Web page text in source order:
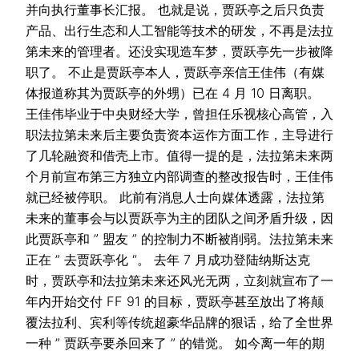
并向执行董事长汇报。 也就是说，贾跃亭之后只负责
产品、出行生态和人工智能等技术的研发，不再是法拉
第未来的管理者。还没实现造车梦，贾跃亭先一步被降
职了。 不止是贾跃亭本人，贾跃亭亲信王佳伟（有媒
体报道称其为贾跃亭的外甥）已在 4 月 10 日离职。
王佳伟毕业于中央财经大学，曾担任乐视核心高管，入
职法拉第未来后主要负责资本运作方面工作，主导进行
了几轮融资和借壳上市。值得一提的是，法拉第未来两
个月前宣布第三方独立内部调查的整改报告时，王佳伟
就已经被停职。 此前有消息人士向媒体透露，法拉第
未来的董事会与以贾跃亭为主的团队之间矛盾升级，因
此贾跃亭和 ” 盟友 ” 的控制力不断被削弱。法拉第未来
正在 ” 去贾跃亭化 “。 去年 7 月成功登陆纳斯达克
时，贾跃亭和法拉第未来还风光无两，立刻就宣布了一
年内开始交付 FF 91 的目标，贾跃亭甚至放出了将颠
覆法拉利、宾利等传统超豪华品牌的狠话，给了全世界
一种 ” 贾跃亭要杀回来了 ” 的错觉。 如今离一年的期